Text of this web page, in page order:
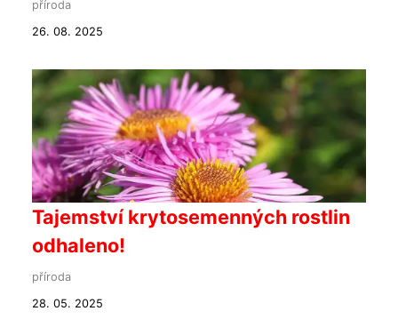
příroda
26. 08. 2025
Tajemství krytosemenných rostlin
odhaleno!
příroda
28. 05. 2025